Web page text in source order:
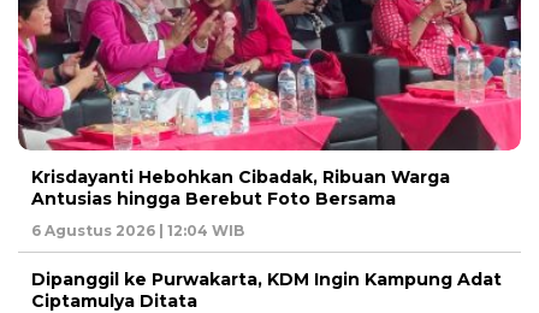
Krisdayanti Hebohkan Cibadak, Ribuan Warga
Antusias hingga Berebut Foto Bersama
6 Agustus 2026 | 12:04 WIB
Dipanggil ke Purwakarta, KDM Ingin Kampung Adat
Ciptamulya Ditata